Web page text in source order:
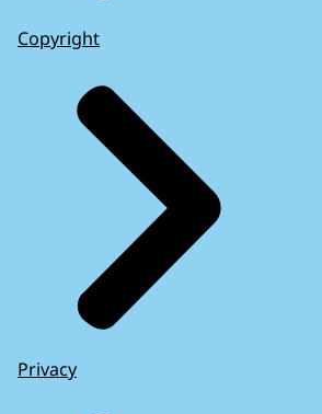
Copyright
Privacy